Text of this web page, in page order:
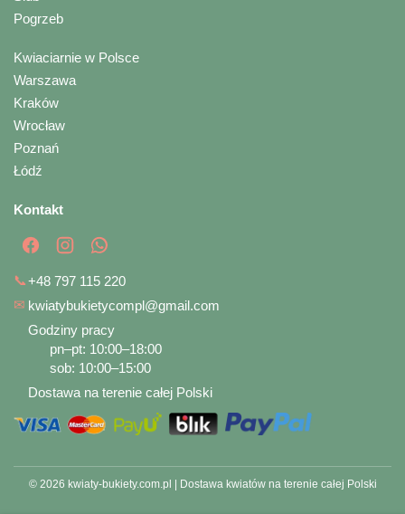
Pogrzeb
Kwiaciarnie w Polsce
Warszawa
Kraków
Wrocław
Poznań
Łódź
Kontakt
📞+48 797 115 220
✉ kwiatybukietycompl@gmail.com
Godziny pracy
pn–pt: 10:00–18:00
sob: 10:00–15:00
Dostawa na terenie całej Polski
© 2026 kwiaty-bukiety.com.pl | Dostawa kwiatów na terenie całej Polski